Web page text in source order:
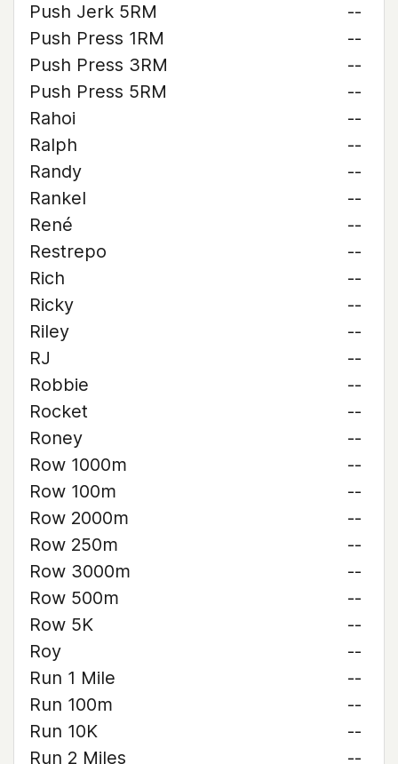
Push Jerk 5RM
--
Push Press 1RM
--
Push Press 3RM
--
Push Press 5RM
--
Rahoi
--
Ralph
--
Randy
--
Rankel
--
René
--
Restrepo
--
Rich
--
Ricky
--
Riley
--
RJ
--
Robbie
--
Rocket
--
Roney
--
Row 1000m
--
Row 100m
--
Row 2000m
--
Row 250m
--
Row 3000m
--
Row 500m
--
Row 5K
--
Roy
--
Run 1 Mile
--
Run 100m
--
Run 10K
--
Run 2 Miles
--